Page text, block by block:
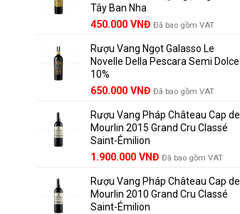
Tây Ban Nha
450.000 VNĐ Đã bao gồm VAT
Rượu Vang Ngọt Galasso Le
Novelle Della Pescara Semi Dolce
10%
650.000 VNĐ Đã bao gồm VAT
Rượu Vang Pháp Château Cap de
Mourlin 2015 Grand Cru Classé
Saint-Émilion
Giá
là:
2.800.000 VNĐ.
1.900.000 VNĐGiá
tại
là:
Đã bao gồm VAT
Rượu Vang Pháp Château Cap de
Mourlin 2010 Grand Cru Classé
Saint-Émilion